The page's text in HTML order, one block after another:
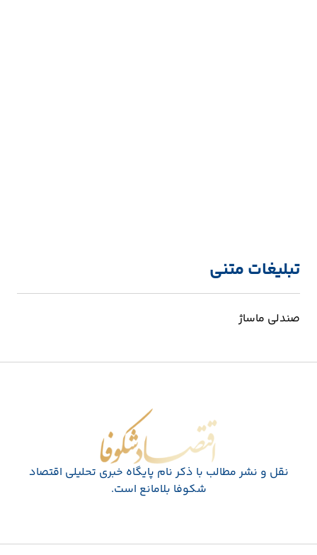
تبلیغات متنی
صندلی ماساژ
اقتصاد شکوفا
نقل و نشر مطالب با ذکر نام پايگاه خبری تحليلی اقتصاد
شکوفا بلامانع است.